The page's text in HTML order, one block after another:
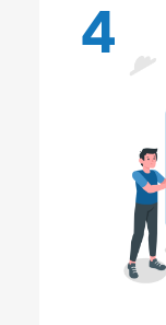
4